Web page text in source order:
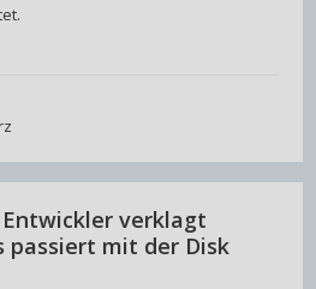
Entwickler verklagt
passiert mit der Disk